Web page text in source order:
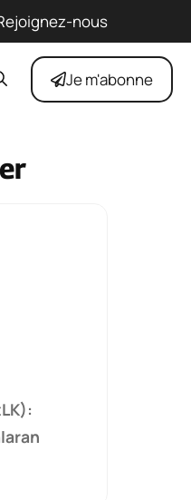
nous
Je m'abonne